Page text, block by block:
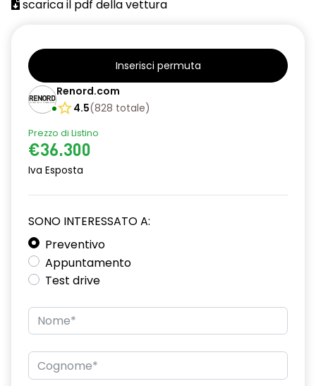
scarica il pdf della vettura
Inserisci permuta
Renord.com
4.5(828 totale)
Prezzo di Listino
€36.300
Iva Esposta
SONO INTERESSATO A:
Preventivo
Appuntamento
Test drive